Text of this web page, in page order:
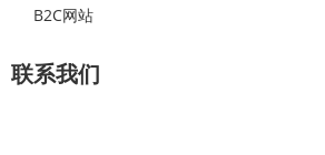
B2C网站
联系我们